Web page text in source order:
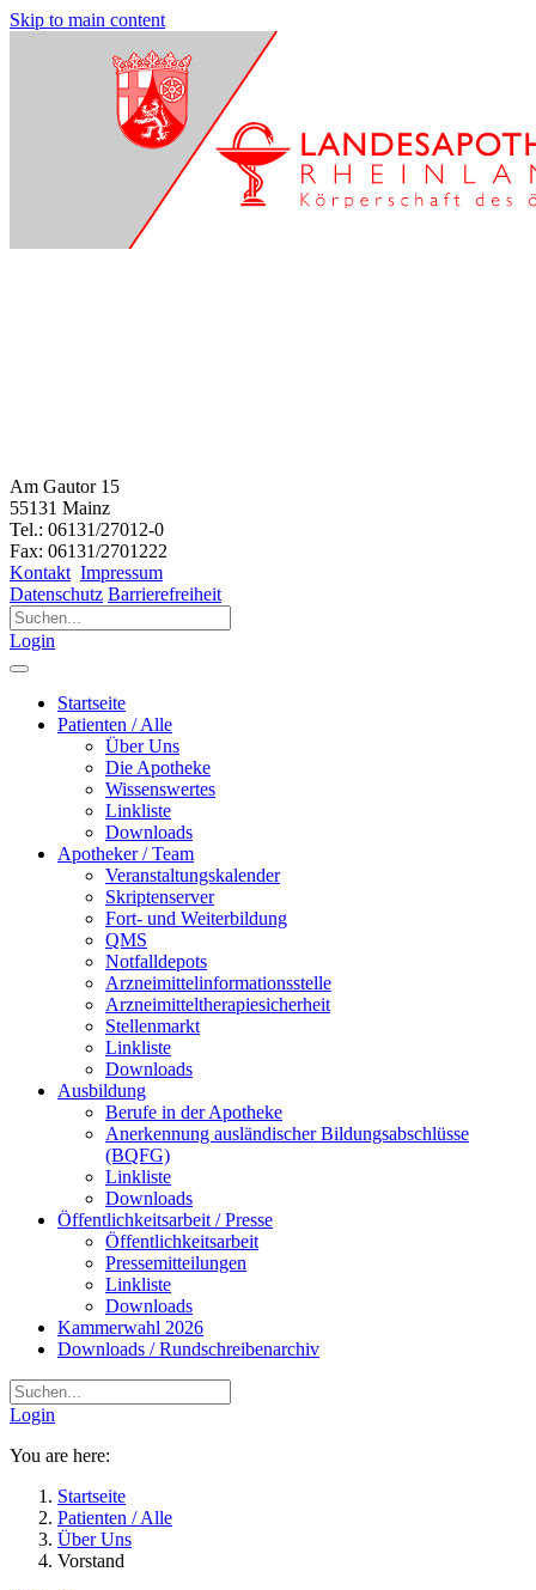
Skip to main content
Am Gautor 15
55131 Mainz
Tel.: 06131/27012-0
Fax: 06131/2701222
Kontakt Impressum
Datenschutz Barrierefreiheit
Login
Startseite
Patienten / Alle
Über Uns
Die Apotheke
Wissenswertes
Linkliste
Downloads
Apotheker / Team
Veranstaltungskalender
Skriptenserver
Fort- und Weiterbildung
QMS
Notfalldepots
Arzneimittelinformationsstelle
Arzneimitteltherapiesicherheit
Stellenmarkt
Linkliste
Downloads
Ausbildung
Berufe in der Apotheke
Anerkennung ausländischer Bildungsabschlüsse
(BQFG)
Linkliste
Downloads
Öffentlichkeitsarbeit / Presse
Öffentlichkeitsarbeit
Pressemitteilungen
Linkliste
Downloads
Kammerwahl 2026
Downloads / Rundschreibenarchiv
Login
You are here:
Startseite
Patienten / Alle
Über Uns
Vorstand